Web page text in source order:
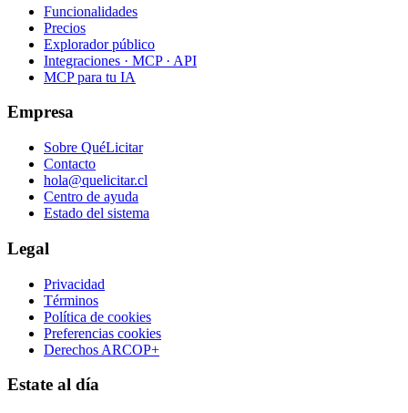
Funcionalidades
Precios
Explorador público
Integraciones · MCP · API
MCP para tu IA
Empresa
Sobre QuéLicitar
Contacto
hola@quelicitar.cl
Centro de ayuda
Estado del sistema
Legal
Privacidad
Términos
Política de cookies
Preferencias cookies
Derechos ARCOP+
Estate al día